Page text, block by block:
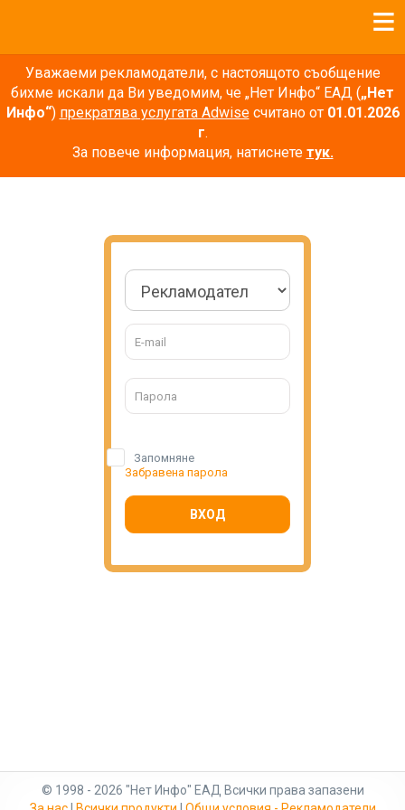
Уважаеми рекламодатели, с настоящото съобщение
бихме искали да Ви уведомим, че „Нет Инфо“ ЕАД („Нет
Инфо“) прекратява услугата Adwiseсчитано от 01.01.2026
г.
За повече информация, натиснете тук.
Запомняне
Забравена парола
ВХОД
© 1998 - 2026 "Нет Инфо" ЕАД Всички права запазени